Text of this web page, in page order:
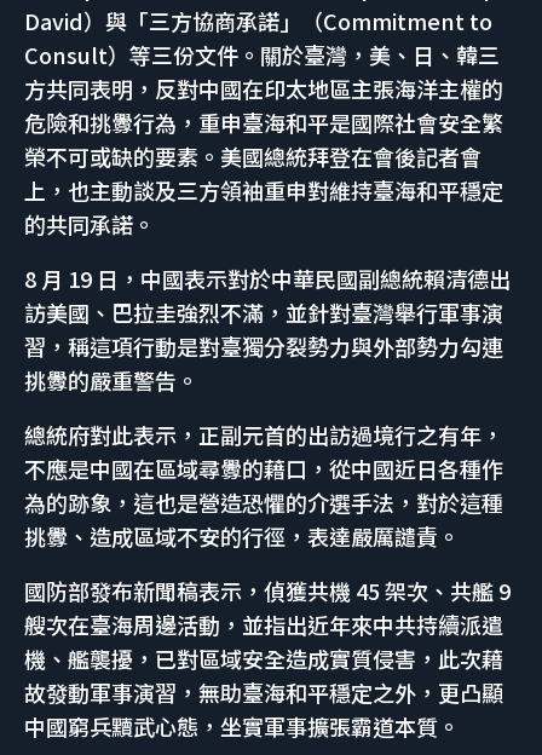
David）與「三方協商承諾」（Commitment to
Consult）等三份文件。關於臺灣，美、日、韓三
方共同表明，反對中國在印太地區主張海洋主權的
危險和挑釁行為，重申臺海和平是國際社會安全繁
榮不可或缺的要素。美國總統拜登在會後記者會
上，也主動談及三方領袖重申對維持臺海和平穩定
的共同承諾。
8 月 19 日，中國表示對於中華民國副總統賴清德出
訪美國、巴拉圭強烈不滿，並針對臺灣舉行軍事演
習，稱這項行動是對臺獨分裂勢力與外部勢力勾連
挑釁的嚴重警告。
總統府對此表示，正副元首的出訪過境行之有年，
不應是中國在區域尋釁的藉口，從中國近日各種作
為的跡象，這也是營造恐懼的介選手法，對於這種
挑釁、造成區域不安的行徑，表達嚴厲譴責。
國防部發布新聞稿表示，偵獲共機 45 架次、共艦 9
艘次在臺海周邊活動，並指出近年來中共持續派遣
機、艦襲擾，已對區域安全造成實質侵害，此次藉
故發動軍事演習，無助臺海和平穩定之外，更凸顯
中國窮兵黷武心態，坐實軍事擴張霸道本質。